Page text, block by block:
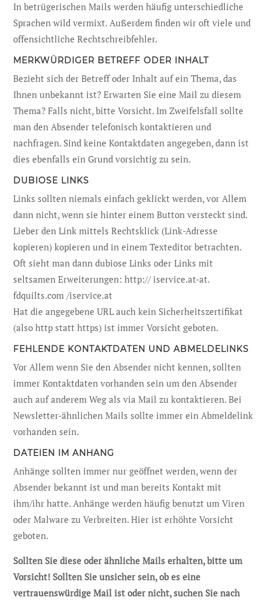
In betrügerischen Mails werden häufig unterschiedliche
Sprachen wild vermixt. Außerdem finden wir oft viele und
offensichtliche Rechtschreibfehler.
MERKWÜRDIGER BETREFF ODER INHALT
Bezieht sich der Betreff oder Inhalt auf ein Thema, das
Ihnen unbekannt ist? Erwarten Sie eine Mail zu diesem
Thema? Falls nicht, bitte Vorsicht. Im Zweifelsfall sollte
man den Absender telefonisch kontaktieren und
nachfragen. Sind keine Kontaktdaten angegeben, dann ist
dies ebenfalls ein Grund vorsichtig zu sein.
DUBIOSE LINKS
Links sollten niemals einfach geklickt werden, vor Allem
dann nicht, wenn sie hinter einem Button versteckt sind.
Lieber den Link mittels Rechtsklick (Link-Adresse
kopieren) kopieren und in einem Texteditor betrachten.
Oft sieht man dann dubiose Links oder Links mit
seltsamen Erweiterungen: http:// iservice.at-at.
fdquilts.com /iservice.at
Hat die angegebene URL auch kein Sicherheitszertifikat
(also http statt https) ist immer Vorsicht geboten.
FEHLENDE KONTAKTDATEN UND ABMELDELINKS
Vor Allem wenn Sie den Absender nicht kennen, sollten
immer Kontaktdaten vorhanden sein um den Absender
auch auf anderem Weg als via Mail zu kontaktieren. Bei
Newsletter-ähnlichen Mails sollte immer ein Abmeldelink
vorhanden sein.
DATEIEN IM ANHANG
Anhänge sollten immer nur geöffnet werden, wenn der
Absender bekannt ist und man bereits Kontakt mit
ihm/ihr hatte. Anhänge werden häufig benutzt um Viren
oder Malware zu Verbreiten. Hier ist erhöhte Vorsicht
geboten.
Sollten Sie diese oder ähnliche Mails erhalten, bitte um
Vorsicht! Sollten Sie unsicher sein, ob es eine
vertrauenswürdige Mail ist oder nicht, suchen Sie nach